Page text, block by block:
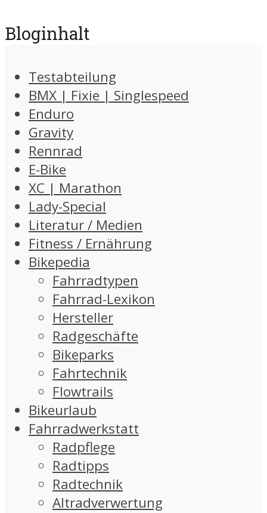
Bloginhalt
Testabteilung
BMX | Fixie | Singlespeed
Enduro
Gravity
Rennrad
E-Bike
XC | Marathon
Lady-Special
Literatur / Medien
Fitness / Ernährung
Bikepedia
Fahrradtypen
Fahrrad-Lexikon
Hersteller
Radgeschäfte
Bikeparks
Fahrtechnik
Flowtrails
Bikeurlaub
Fahrradwerkstatt
Radpflege
Radtipps
Radtechnik
Altradverwertung